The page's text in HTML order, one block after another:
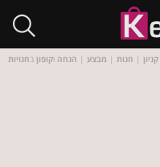
קניון | חנות | מבצע | הנחה וקופון בחנויות